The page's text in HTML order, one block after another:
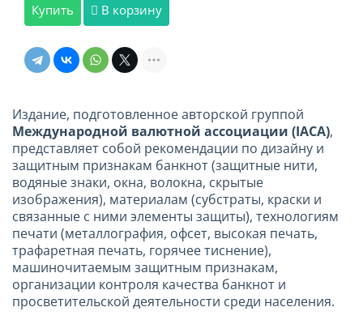
Купить В корзину
Издание, подготовленное авторской группой
Международной валютной ассоциации (IACA),
представляет собой рекомендации по дизайну и
защитным признакам банкнот (защитные нити,
водяные знаки, окна, волокна, скрытые
изображения), материалам (субстраты, краски и
связанные с ними элементы защиты), технологиям
печати (металлография, офсет, высокая печать,
трафаретная печать, горячее тиснение),
машиночитаемым защитным признакам,
организации контроля качества банкнот и
просветительской деятельности среди населения.